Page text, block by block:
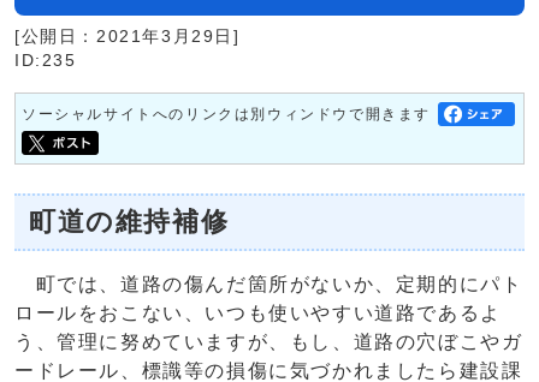
[公開日：2021年3月29日]
ID:235
ソーシャルサイトへのリンクは別ウィンドウで開きます
町道の維持補修
町では、道路の傷んだ箇所がないか、定期的にパト
ロールをおこない、いつも使いやすい道路であるよ
う、管理に努めていますが、もし、道路の穴ぼこやガ
ードレール、標識等の損傷に気づかれましたら建設課